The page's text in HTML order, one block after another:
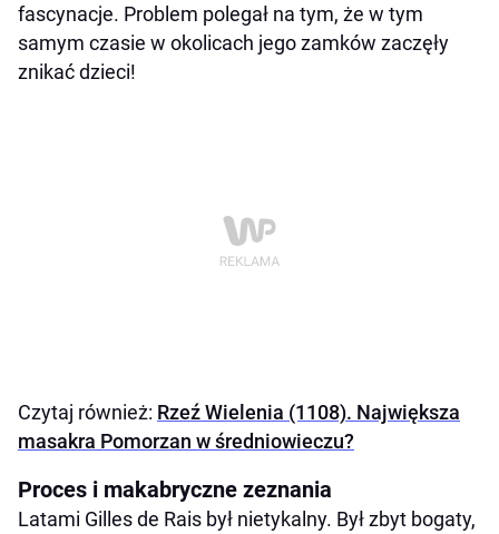
fascynacje. Problem polegał na tym, że w tym
samym czasie w okolicach jego zamków zaczęły
znikać dzieci!
Czytaj również: Rzeź Wielenia (1108). Największa
masakra Pomorzan w średniowieczu?
Proces i makabryczne zeznania
Latami Gilles de Rais był nietykalny. Był zbyt bogaty,